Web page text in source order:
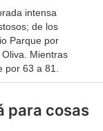
intensa
de los
Parque por
Mientras
63 a 81.